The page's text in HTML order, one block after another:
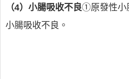
（4）小腸吸收不良①原發性小
小腸吸收不良。